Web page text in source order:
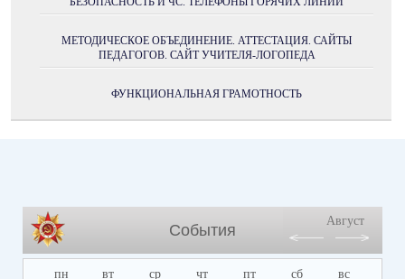
МЕТОДИЧЕСКОЕ ОБЪЕДИНЕНИЕ. АТТЕСТАЦИЯ. САЙТЫ
ПЕДАГОГОВ. САЙТ УЧИТЕЛЯ-ЛОГОПЕДА
ФУНКЦИОНАЛЬНАЯ ГРАМОТНОСТЬ
События
Август
пн вт ср чт пт сб вс